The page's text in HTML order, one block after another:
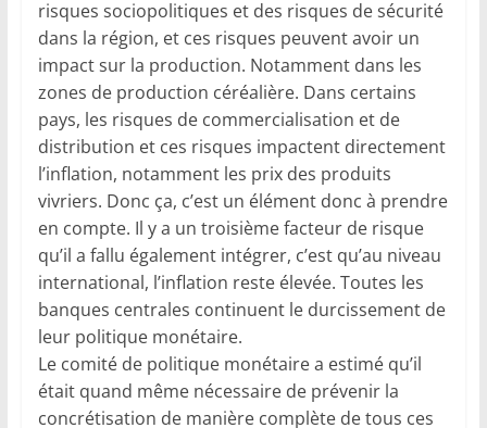
risques sociopolitiques et des risques de sécurité
dans la région, et ces risques peuvent avoir un
impact sur la production. Notamment dans les
zones de production céréalière. Dans certains
pays, les risques de commercialisation et de
distribution et ces risques impactent directement
l’inflation, notamment les prix des produits
vivriers. Donc ça, c’est un élément donc à prendre
en compte. Il y a un troisième facteur de risque
qu’il a fallu également intégrer, c’est qu’au niveau
international, l’inflation reste élevée. Toutes les
banques centrales continuent le durcissement de
leur politique monétaire.
Le comité de politique monétaire a estimé qu’il
était quand même nécessaire de prévenir la
concrétisation de manière complète de tous ces